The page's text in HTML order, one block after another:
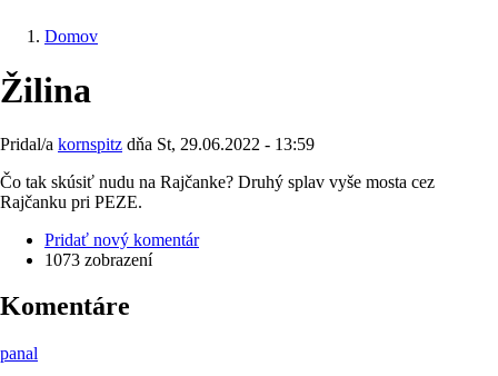
Domov
Žilina
Pridal/a kornspitz dňa St, 29.06.2022 - 13:59
Čo tak skúsiť nudu na Rajčanke? Druhý splav vyše mosta cez
Rajčanku pri PEZE.
Pridať nový komentár
1073 zobrazení
Komentáre
panal